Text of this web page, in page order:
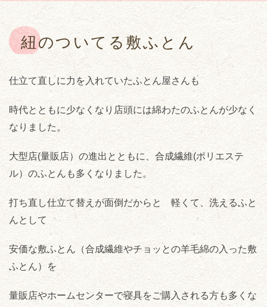
紐のついてる敷ふとん
仕立て直しに力を入れていたふとん屋さんも
時代とともに少なくなり店頭には綿わたのふとんが少なく
なりました。
大型店(量販店）の進出とともに、合成繊維(ポリエステ
ル）のふとんも多くなりました。
打ち直し仕立て替えが面倒だからと 軽くて、洗えるふと
んとして
安価な敷ふとん（合成繊維やチョッとの羊毛綿の入った敷
ふとん）を
量販店やホームセンターで寝具をご購入される方も多くな